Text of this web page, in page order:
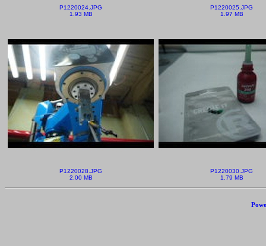
P1220024.JPG
1.93 MB
P1220025.JPG
1.97 MB
P1220028.JPG
2.00 MB
P1220030.JPG
1.79 MB